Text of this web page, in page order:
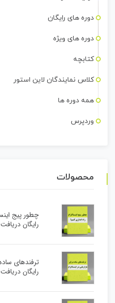
دوره های رایگان
دوره های ویژه
کتابچه
کلاس نمایندگان لاین استور
همه دوره ها
وردپرس
محصولات
چطور پیج
رایگان
ترفندهای
رایگان